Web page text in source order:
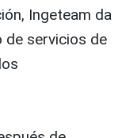
Ingeteam da
de servicios de